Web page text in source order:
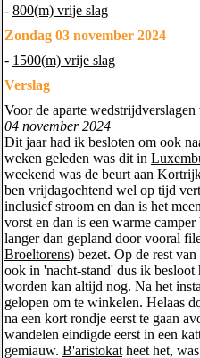
- 800(m) vrije slag
Zondag 03 november 2024
- 1500(m) vrije slag
Verslag
Voor de aparte
04 november 2024
Dit jaar had ik besloten om ook
weken geleden was dit in
weekend was de beurt aan
ben vrijdagochtend wel op tijd
inclusief stroom en dan is het
vorst en dan is een warme
langer dan gepland door vooral
Broeltorens) bezet. Op de rest
ook in 'nacht-stand' dus ik besloot
worden kan altijd nog. Na het
gelopen om te winkelen. Helaas
na een kort rondje eerst te gaan
wandelen eindigde eerst in een
gemiauw. B'aristokat heet het,